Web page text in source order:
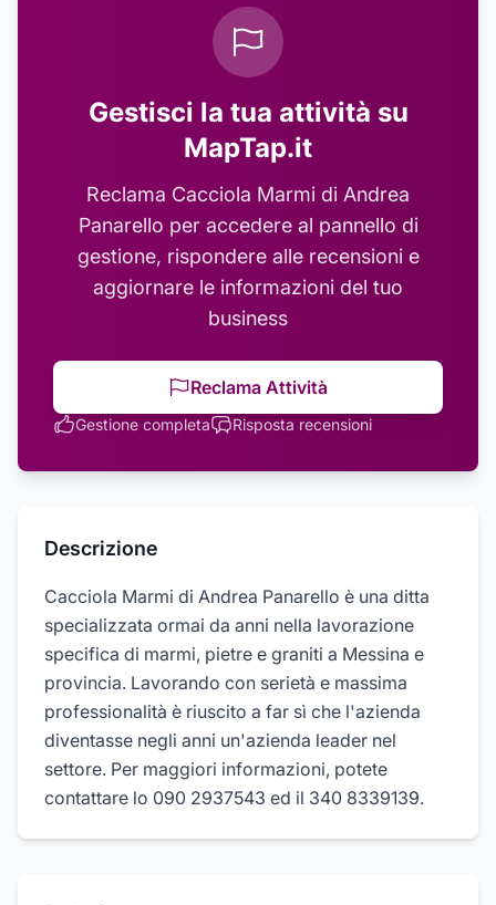
Gestisci la tua attività su
MapTap.it
Reclama Cacciola Marmi di Andrea
Panarello per accedere al pannello di
gestione, rispondere alle recensioni e
aggiornare le informazioni del tuo
business
Reclama Attività
Gestione completa Risposta recensioni
Descrizione
Cacciola Marmi di Andrea Panarello è una ditta
specializzata ormai da anni nella lavorazione
specifica di marmi, pietre e graniti a Messina e
provincia. Lavorando con serietà e massima
professionalità è riuscito a far sì che l'azienda
diventasse negli anni un'azienda leader nel
settore. Per maggiori informazioni, potete
contattare lo 090 2937543 ed il 340 8339139.